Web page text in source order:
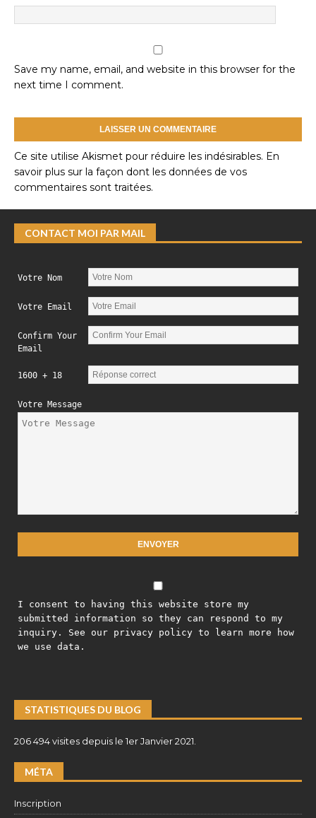
Save my name, email, and website in this browser for the
next time I comment.
Ce site utilise Akismet pour réduire les indésirables. En
savoir plus sur la façon dont les données de vos
commentaires sont traitées.
CONTACT MOI PAR MAIL
Votre Nom
Votre Email
Confirm Your
Email
1600 + 18
Votre Message
I consent to having this website store my
submitted information so they can respond to my
inquiry. See our privacy policy to learn more how
we use data.
STATISTIQUES DU BLOG
206 494 visites depuis le 1er Janvier 2021.
MÉTA
Inscription